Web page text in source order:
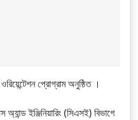
প্রোগ্রাম অনুষ্ঠিত ।
অ্যান্ড ইঞ্জিনিয়ারিং (সিএসই) বিভাগে